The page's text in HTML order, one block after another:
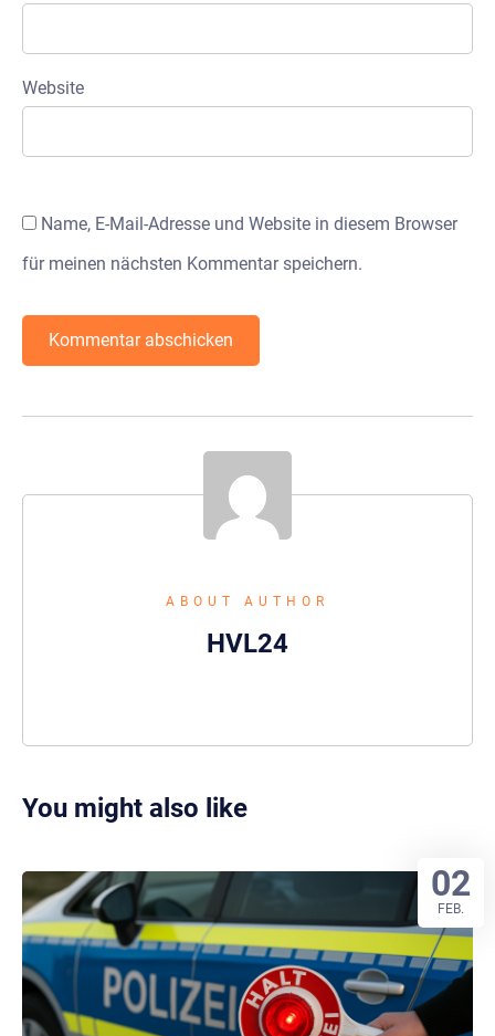
Website
Name, E-Mail-Adresse und Website in diesem Browser
für meinen nächsten Kommentar speichern.
ABOUT AUTHOR
HVL24
You might also like
02
FEB.